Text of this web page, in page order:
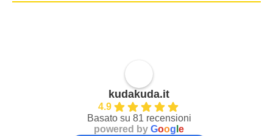
kudakuda.it
4.9
Basato su 81 recensioni
powered by Goog e